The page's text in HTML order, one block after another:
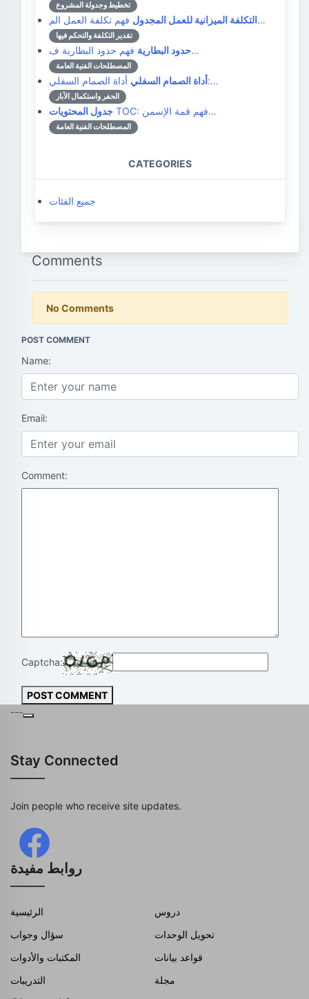
تخطيط وجدولة المشروع
التكلفة الميزانية للعمل المجدولفهم تكلفة العمل الم…
تقدير التكلفة والتحكم فيها
حدود البطاريةفهم حدود البطارية ف…
المصطلحات الفنية العامة
أداة الصمام السفليأداة الصمام السفلي:…
الحفر واستكمال الآبار
جدول المحتويات TOC: فهم قمة الإسمن…
المصطلحات الفنية العامة
CATEGORIES
جميع الفئات
Comments
No Comments
POST COMMENT
Name:
Email:
Comment:
Captcha:
POST COMMENT
---
Stay Connected
Join people who receive site updates.
روابط مفيدة
الرئيسية
دروس
سؤال وجواب
تحويل الوحدات
المكتبات والأدوات
قواعد بيانات
التدريبات
مجلة